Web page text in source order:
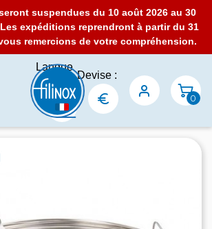
suspendues du 10 août 2026 au 30
expéditions reprendront à partir du 31
remercions de votre compréhension.
Langue
:
Devise :
0